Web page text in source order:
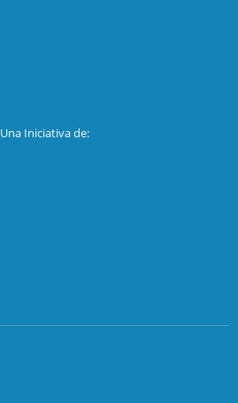
Una Iniciativa de: